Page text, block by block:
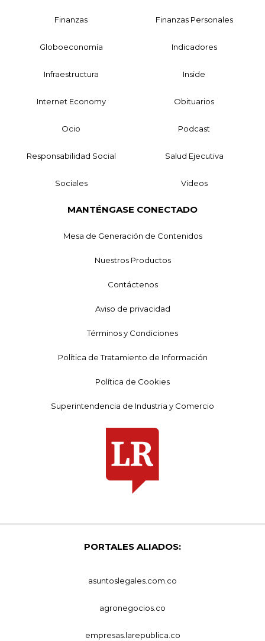
Finanzas Finanzas Personales
Globoeconomía Indicadores
Infraestructura Inside
Internet Economy Obituarios
Ocio Podcast
Responsabilidad Social Salud Ejecutiva
Sociales Videos
MANTÉNGASE CONECTADO
Mesa de Generación de Contenidos
Nuestros Productos
Contáctenos
Aviso de privacidad
Términos y Condiciones
Política de Tratamiento de Información
Política de Cookies
Superintendencia de Industria y Comercio
PORTALES ALIADOS:
asuntoslegales.com.co
agronegocios.co
empresas.larepublica.co